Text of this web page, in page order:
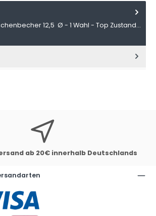
12,5 Ø - 1 Wahl - Top Zustand…
ab 20€ innerhalb Deutschlands